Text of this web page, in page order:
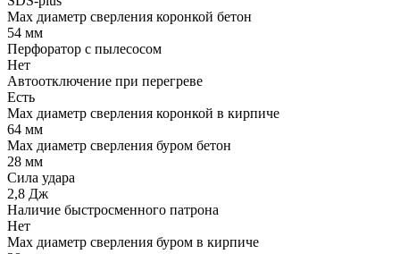
Max диаметр сверления коронкой бетон
54 мм
Перфоратор с пылесосом
Нет
Автоотключение при перегреве
Есть
Max диаметр сверления коронкой в кирпиче
64 мм
Max диаметр сверления буром бетон
28 мм
Сила удара
2,8 Дж
Наличие быстросменного патрона
Нет
Max диаметр сверления буром в кирпиче